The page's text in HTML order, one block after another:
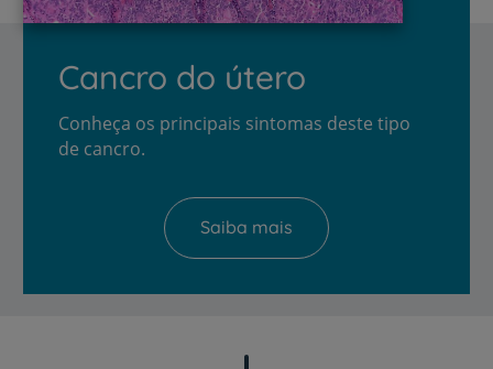
Cancro do útero
Conheça os principais sintomas deste tipo
de cancro.
Saiba mais